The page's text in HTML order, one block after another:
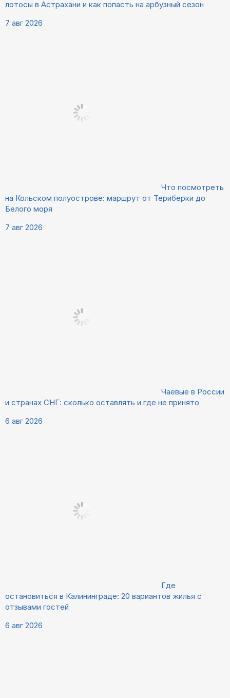
лотосы в Астрахани и как попасть на арбузный сезон
7 авг 2026
Что посмотреть
на Кольском полуострове: маршрут от Териберки до
Белого моря
7 авг 2026
Чаевые в России
и странах СНГ: сколько оставлять и где не принято
6 авг 2026
Где
остановиться в Калининграде: 20 вариантов жилья с
отзывами гостей
6 авг 2026